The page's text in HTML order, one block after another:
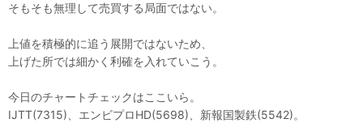
そもそも無理して売買する局面ではない。
上値を積極的に追う展開ではないため、
上げた所では細かく利確を入れていこう。
今日のチャートチェックはここいら。
IJTT(7315)、エンビプロHD(5698)、新報国製鉄(5542)。